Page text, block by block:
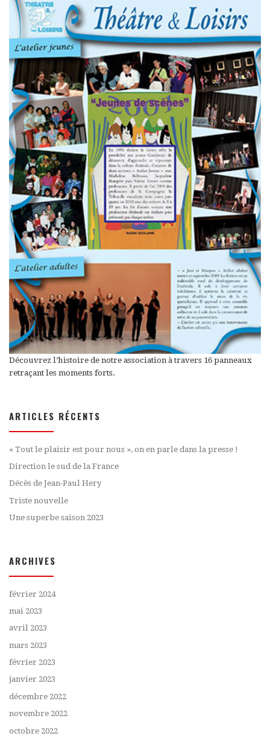
Découvrez l’histoire de notre association à travers 16 panneaux
retraçant les moments forts.
ARTICLES RÉCENTS
« Tout le plaisir est pour nous », on en parle dans la presse !
Direction le sud de la France
Décès de Jean-Paul Hery
Triste nouvelle
Une superbe saison 2023
ARCHIVES
février 2024
mai 2023
avril 2023
mars 2023
février 2023
janvier 2023
décembre 2022
novembre 2022
octobre 2022